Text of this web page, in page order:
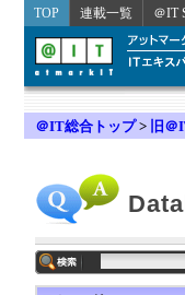
TOP 連載一覧 ＠IT
＠IT総合トップ> 旧